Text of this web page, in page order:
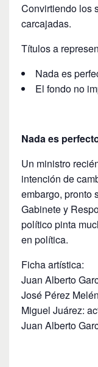
Convirtiendo los
carcajadas.
Títulos a
Nada es
El fondo no
Nada es
Un ministro
intención de
embargo, pronto
Gabinete y
político pinta
en política.
Ficha artística:
Juan Alberto
José Pérez
Miguel Juárez:
Juan Alberto